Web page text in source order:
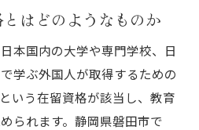
はどのようなものか
本国内の大学や専門学校、日
学ぶ外国人が取得するための
いう在留資格が該当し、教育
られます。静岡県磐田市で